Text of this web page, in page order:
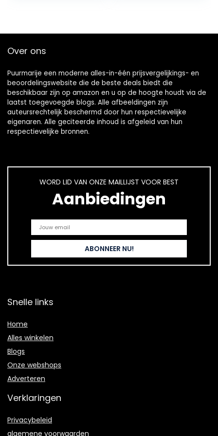
Over ons
Puurmarije een moderne alles-in-één prijsvergelijkings- en
beoordelingswebsite die de beste deals biedt die
beschikbaar zijn op amazon en u op de hoogte houdt via de
laatst toegevoegde blogs. Alle afbeeldingen zijn
auteursrechtelijk beschermd door hun respectievelijke
eigenaren. Alle geciteerde inhoud is afgeleid van hun
respectievelijke bronnen.
WORD LID VAN ONZE MAILLIJST VOOR BEST
Aanbiedingen
Snelle links
Home
Alles winkelen
Blogs
Onze webshops
Adverteren
Verklaringen
Privacybeleid
algemene voorwaarden